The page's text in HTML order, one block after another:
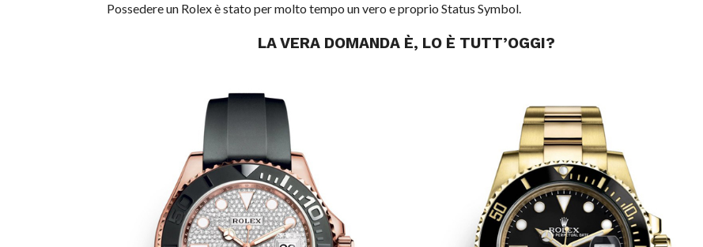
Possedere un Rolex è stato per molto tempo un vero e proprio Status Symbol.
LA VERA DOMANDA È, LO È TUTT’OGGI?